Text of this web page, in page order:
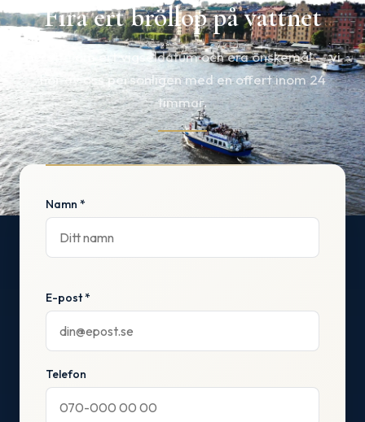
Fira ert bröllop på vattnet
Berätta om ert vigsel­datum och era önskemål — vi
hör av oss personligen med en offert inom 24
timmar.
Namn *
E-post *
Telefon